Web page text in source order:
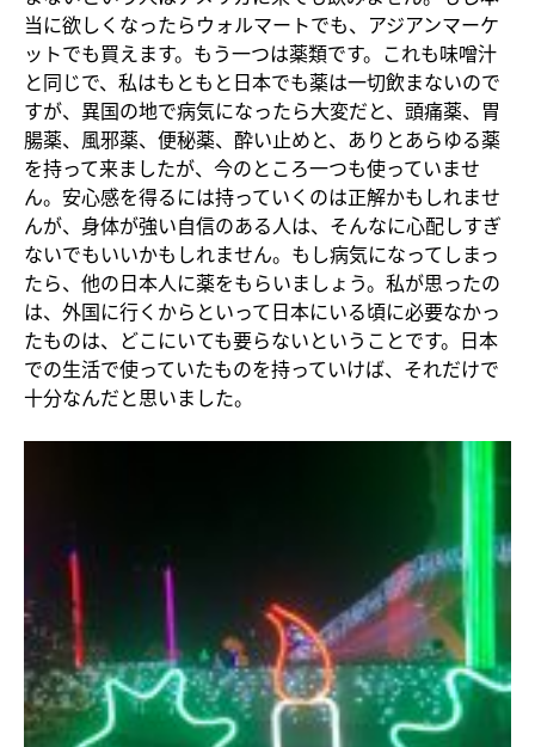
当に欲しくなったらウォルマートでも、アジアンマーケ
ットでも買えます。もう一つは薬類です。これも味噌汁
と同じで、私はもともと日本でも薬は一切飲まないので
すが、異国の地で病気になったら大変だと、頭痛薬、胃
腸薬、風邪薬、便秘薬、酔い止めと、ありとあらゆる薬
を持って来ましたが、今のところ一つも使っていませ
ん。安心感を得るには持っていくのは正解かもしれませ
んが、身体が強い自信のある人は、そんなに心配しすぎ
ないでもいいかもしれません。もし病気になってしまっ
たら、他の日本人に薬をもらいましょう。私が思ったの
は、外国に行くからといって日本にいる頃に必要なかっ
たものは、どこにいても要らないということです。日本
での生活で使っていたものを持っていけば、それだけで
十分なんだと思いました。